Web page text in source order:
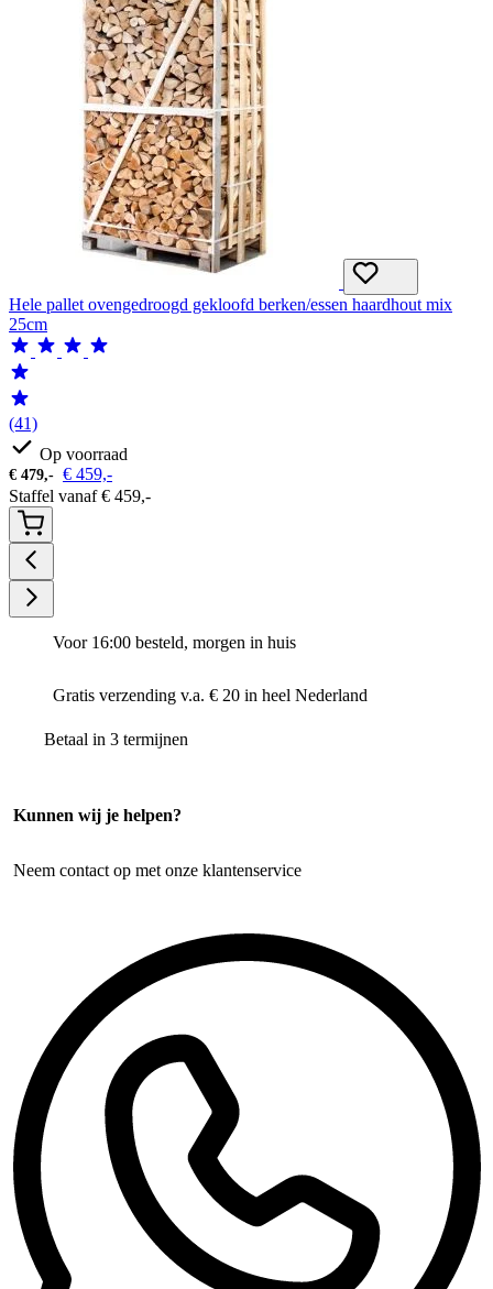
Hele pallet ovengedroogd gekloofd berken/essen haardhout mix
25cm
(41)
Op voorraad
€ 479,- € 459,-
Staffel vanaf€ 459,-
Voor 16:00 besteld, morgen in huis
Gratis verzending v.a. € 20 in heel Nederland
Betaal in 3 termijnen
Kunnen wij je helpen?
Neem contact op met onze klantenservice